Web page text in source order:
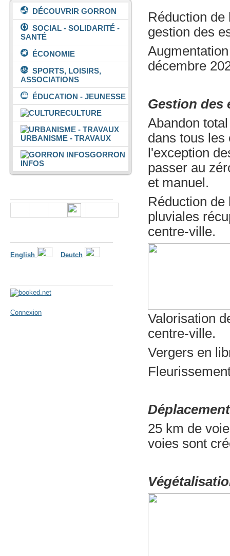
DÉCOUVRIR GORRON
SOCIAL - SOLIDARITÉ -
SANTÉ
ÉCONOMIE
SPORTS, LOISIRS,
ASSOCIATIONS
ÉDUCATION - JEUNESSE
CULTURE
URBANISME - TRAVAUX
GORRON
INFOS
English Deutch
Connexion
Réduction
gestion des
décembre
Gestion des
Abandon
dans tous
l'exception
passer au
et manuel.
Réduction
pluviales
centre-ville.
Valorisation
centre-ville.
Vergers en
25 km de
voies sont